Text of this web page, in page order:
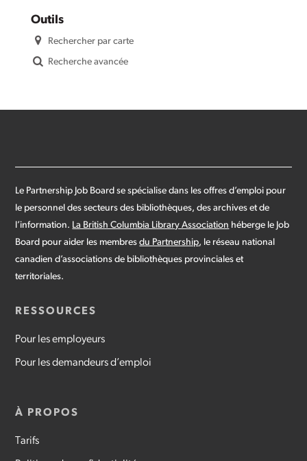
Outils
Rechercher par carte
Recherche avancée
Le Partnership Job Board se spécialise dans les offres d’emploi pour
le personnel des secteurs des bibliothèques, des archives et de
l’information. La British Columbia Library Association héberge le Job
Board pour aider les membresdu Partnership, le réseau national
canadien d’associations de bibliothèques provinciales et
territoriales.
RESSOURCES
Pour les employeurs
Pour les demandeurs d’emploi
À PROPOS
Tarifs